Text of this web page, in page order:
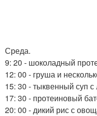
Среда.
9: 20 - шоколадный
12: 00 - груша и
15: 30 - тыквенный суп
17: 30 - протеиновый
20: 00 - дикий рис с